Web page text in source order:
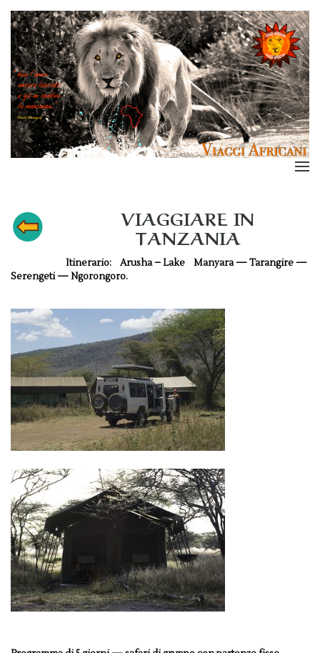
VIAGGIARE IN
TANZANIA
Itinerario: Arusha – Lake Manyara — Tarangire —
Serengeti — Ngorongoro.